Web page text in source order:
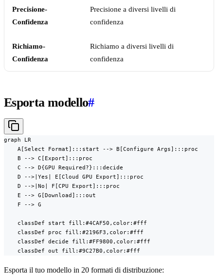
Precisione-
Confidenza
Precisione a diversi livelli di
confidenza
Richiamo-
Confidenza
Richiamo a diversi livelli di
confidenza
Esporta modello#
graph LR
    A[Select Format]:::start --> B[Configure Args]:::proc
    B --> C[Export]:::proc
    C --> D{GPU Required?}:::decide
    D -->|Yes| E[Cloud GPU Export]:::proc
    D -->|No| F[CPU Export]:::proc
    E --> G[Download]:::out
    F --> G
    classDef start fill:#4CAF50,color:#fff
    classDef proc fill:#2196F3,color:#fff
    classDef decide fill:#FF9800,color:#fff
    classDef out fill:#9C27B0,color:#fff
Esporta il tuo modello in 20 formati di distribuzione: